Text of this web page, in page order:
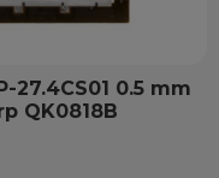
27.4CS01 0.5 mm
QK0818B